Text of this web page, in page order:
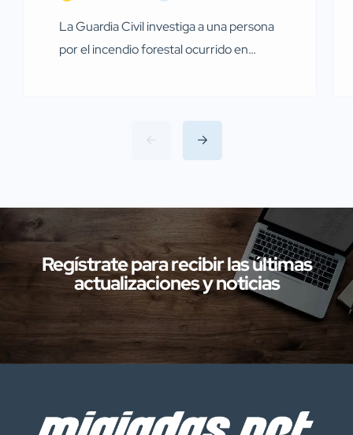
La Guardia Civil investiga a una persona
por el incendio forestal ocurrido en
Servicio de Protección de la Naturaleza
(SEPRONA) de la Comandancia de
Cáceres han llevado a cabo
de la provincia de Cáceres relacionadas
con presuntos delitos […]
Regístrate para recibir las últimas
actualizaciones y noticias